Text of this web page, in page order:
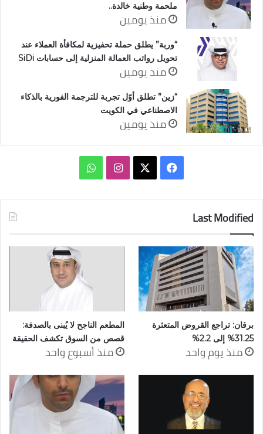
ملحمة وطنية خالدة..
منذ يومين
“وربة” يطلق حملة تحفيزية لمكافأة العملاء عند
تحويل رواتب العمالة المنزلية إلى حسابات SiDi
منذ يومين
“زين” تطلق أوّل تجربة للترجمة الفورية بالذكاء
الاصطناعي في الكويت
منذ يومين
فيسبوك انستقرامواتساب
Last Modified
برقان: تراجع القروض المتعثرة
31.25% إلى 2.2%
منذ يوم واحد
المطعم الناجح لا يُبنى بالصدفة:
قصص من السوق تكشف الحقيقة
منذ أسبوع واحد